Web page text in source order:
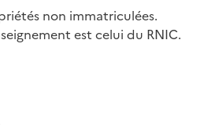
non immatriculées.
est celui du RNIC.